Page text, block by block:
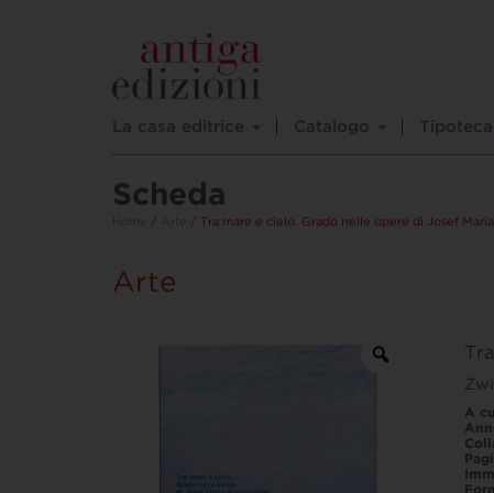
La casa editrice Catalogo Tipoteca
Scheda
/ / Tra mare e cielo. Grado nelle opere di Josef
Arte
A